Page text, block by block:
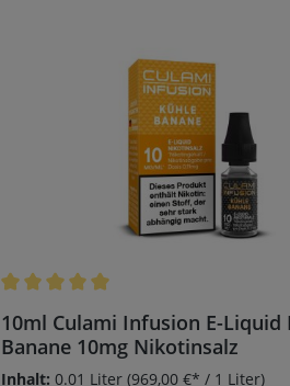
10ml Culami Infusion E-Liquid
Banane 10mg Nikotinsalz
Inhalt:0.01 Liter(969,00 €* / 1 Liter)